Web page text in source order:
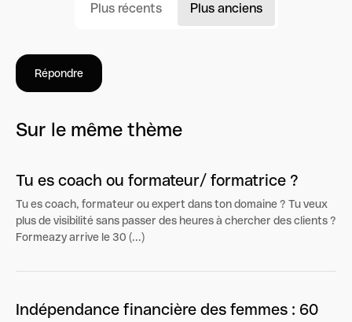
Plus récents Plus anciens
Répondre
Sur le même thème
Tu es coach ou formateur/ formatrice ?
Tu es coach, formateur ou expert dans ton domaine ? Tu veux
plus de visibilité sans passer des heures à chercher des clients ?
Formeazy arrive le 30 (...)
Indépendance financière des femmes : 60